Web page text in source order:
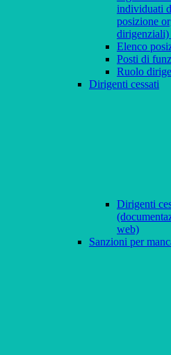
individuati
posizione
dirigenziali)
Elenco
Posti di
Ruolo
Dirigenti cessati
Dirigenti
web)
Sanzioni per